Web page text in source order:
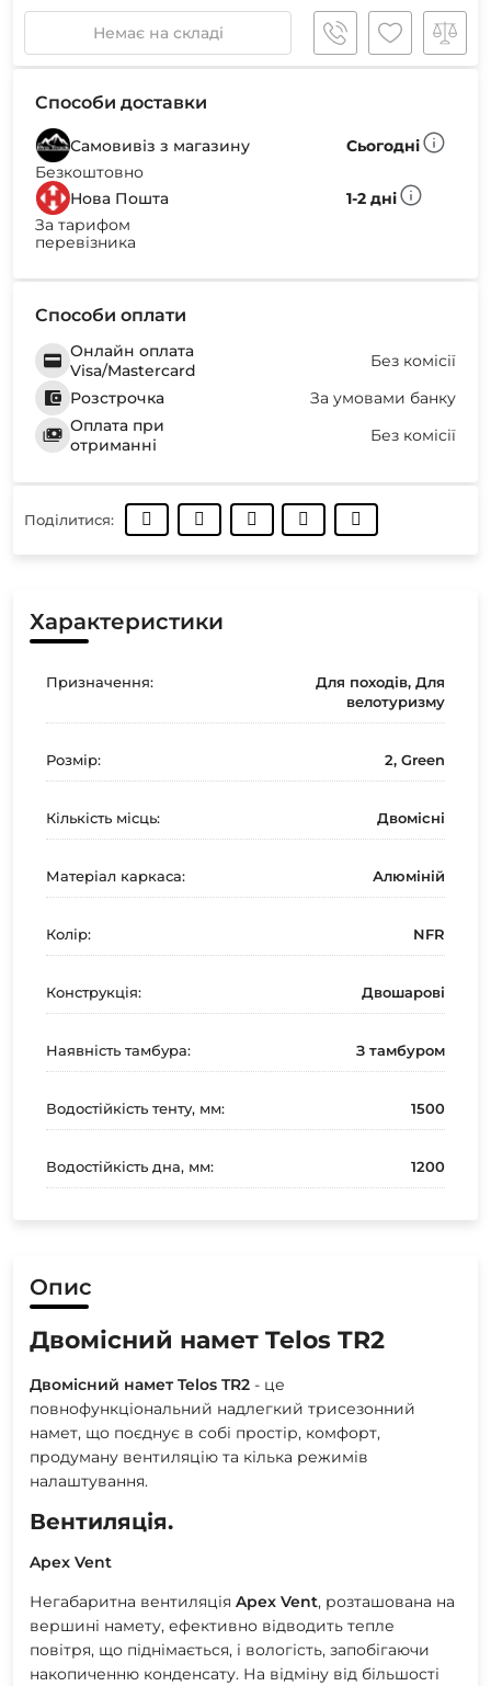
Немає на складі
Способи доставки
Самовивіз з магазину
Сьогодні
Безкоштовно
Нова Пошта
1-2 дні
За тарифом
перевізника
Способи оплати
Онлайн оплата
Visa/Mastercard
Без комісії
Розстрочка
За умовами банку
Оплата при
отриманні
Без комісії
Поділитися:
Характеристики
Призначення:
Для походів, Для
велотуризму
Розмір: 2, Green
Кількість місць: Двомісні
Матеріал каркаса: Алюміній
Колір: NFR
Конструкція: Двошарові
Наявність тамбура: З тамбуром
Водостійкість тенту, мм: 1500
Водостійкість дна, мм: 1200
Опис
Двомісний намет Telos TR2
Двомісний намет Telos TR2 - це
повнофункціональний надлегкий трисезонний
намет, що поєднує в собі простір, комфорт,
продуману вентиляцію та кілька режимів
налаштування.
Вентиляція.
Apex Vent
Негабаритна вентиляція Apex Vent, розташована на
вершині намету, ефективно відводить тепле
повітря, що піднімається, і вологість, запобігаючи
накопиченню конденсату. На відміну від більшості